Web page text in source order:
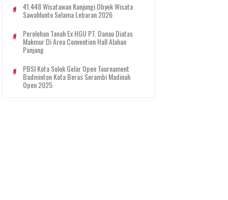
41.448 Wisatawan Kunjungi Obyek Wisata
Sawahlunto Selama Lebaran 2026
Perolehan Tanah Ex HGU PT. Danau Diatas
Makmur Di Area Convention Hall Alahan
Panjang
PBSI Kota Solok Gelar Open Tournament
Badminton Kota Beras Serambi Madinah
Open 2025